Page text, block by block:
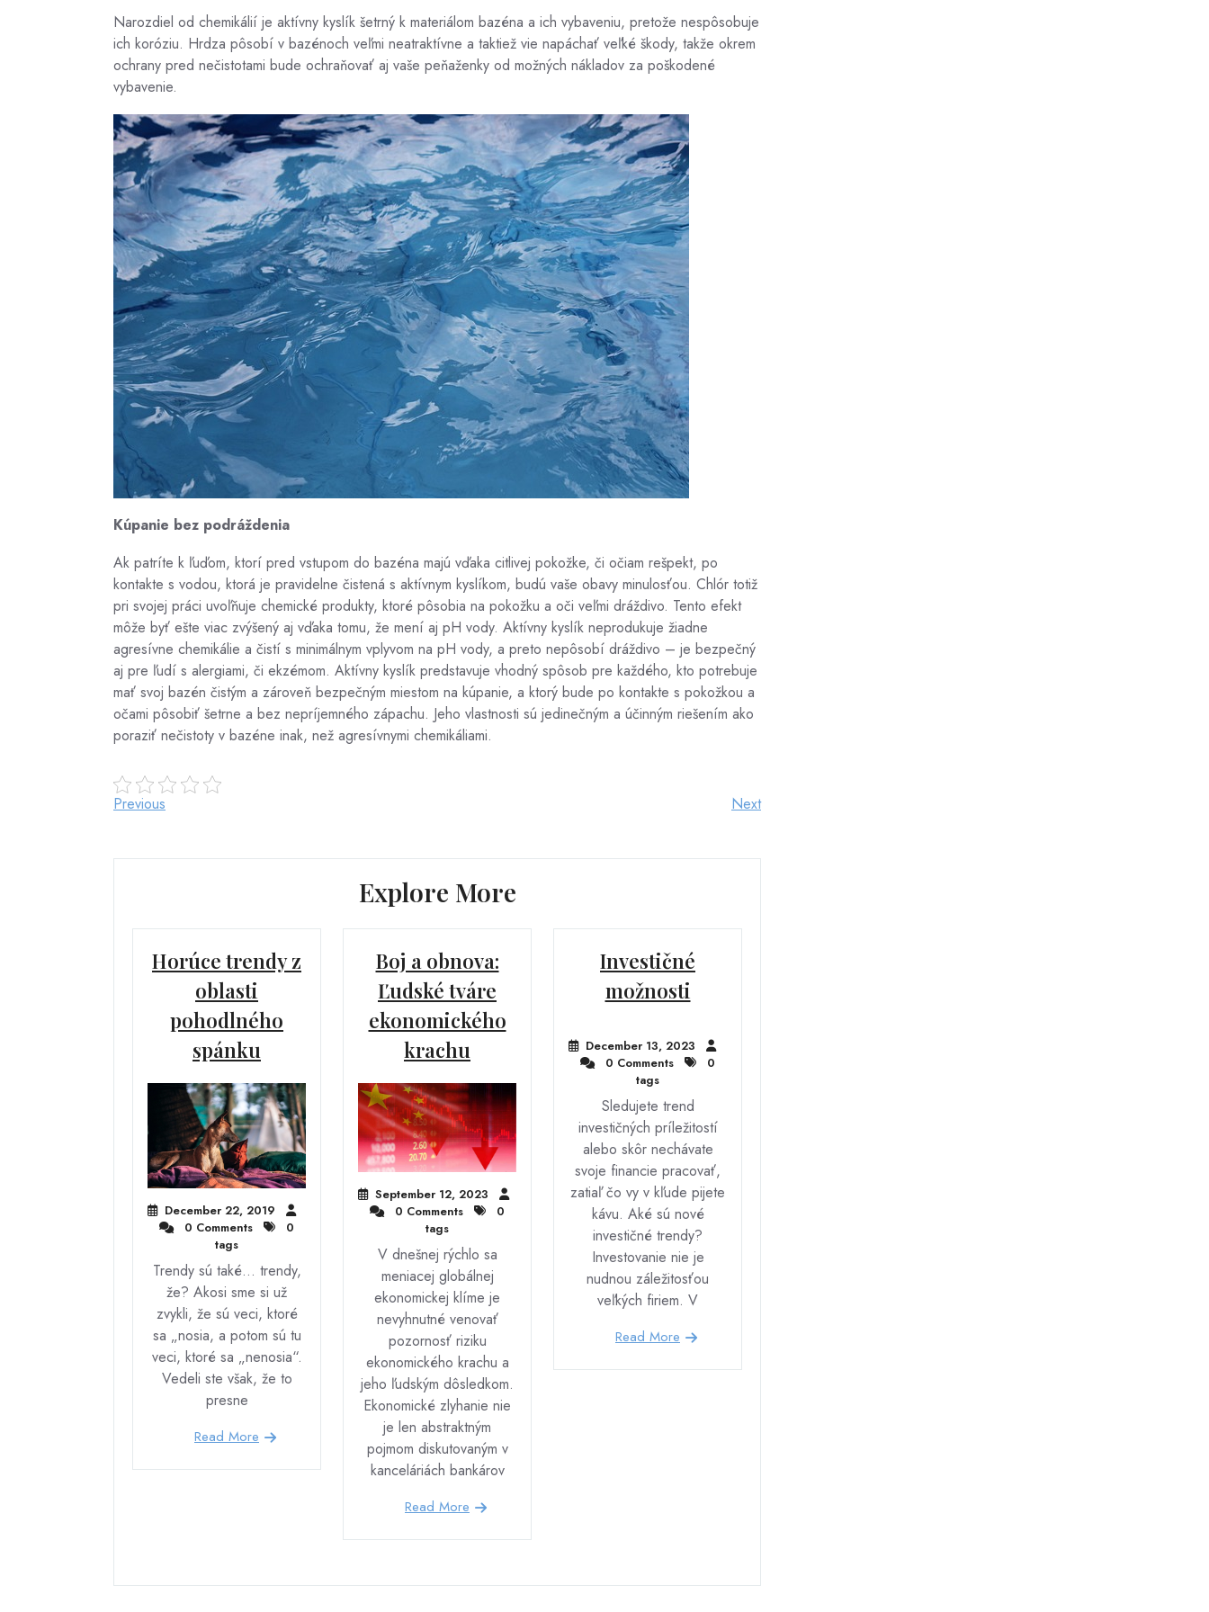
Narozdiel od chemikálií je aktívny kyslík šetrný k materiálom bazéna a ich vybaveniu, pretože nespôsobuje
ich koróziu. Hrdza pôsobí v bazénoch veľmi neatraktívne a taktiež vie napáchať veľké škody, takže okrem
ochrany pred nečistotami bude ochraňovať aj vaše peňaženky od možných nákladov za poškodené
vybavenie.
Kúpanie bez podráždenia
Ak patríte k ľuďom, ktorí pred vstupom do bazéna majú vďaka citlivej pokožke, či očiam rešpekt, po
kontakte s vodou, ktorá je pravidelne čistená s aktívnym kyslíkom, budú vaše obavy minulosťou. Chlór totiž
pri svojej práci uvoľňuje chemické produkty, ktoré pôsobia na pokožku a oči veľmi dráždivo. Tento efekt
môže byť ešte viac zvýšený aj vďaka tomu, že mení aj pH vody. Aktívny kyslík neprodukuje žiadne
agresívne chemikálie a čistí s minimálnym vplyvom na pH vody, a preto nepôsobí dráždivo – je bezpečný
aj pre ľudí s alergiami, či ekzémom. Aktívny kyslík predstavuje vhodný spôsob pre každého, kto potrebuje
mať svoj bazén čistým a zároveň bezpečným miestom na kúpanie, a ktorý bude po kontakte s pokožkou a
očami pôsobiť šetrne a bez nepríjemného zápachu. Jeho vlastnosti sú jedinečným a účinným riešením ako
poraziť nečistoty v bazéne inak, než agresívnymi chemikáliami.
Post
Previous
Previous
Next
Next
Explore More
Horúce trendy z
oblasti
pohodlného
spánku
December 22, 2019
0 Comments
0
tags
Trendy sú také… trendy,
že? Akosi sme si už
zvykli, že sú veci, ktoré
sa „nosia, a potom sú tu
veci, ktoré sa „nenosia“.
Vedeli ste však, že to
presne
Read More
Boj a obnova:
Ľudské tváre
ekonomického
krachu
September 12, 2023
0 Comments
0
tags
V dnešnej rýchlo sa
meniacej globálnej
ekonomickej klíme je
nevyhnutné venovať
pozornosť riziku
ekonomického krachu a
jeho ľudským dôsledkom.
Ekonomické zlyhanie nie
je len abstraktným
pojmom diskutovaným v
kanceláriách bankárov
Read More
Investičné
možnosti
December 13, 2023
0 Comments
0
tags
Sledujete trend
investičných príležitostí
alebo skôr nechávate
svoje financie pracovať,
zatiaľ čo vy v kľude pijete
kávu. Aké sú nové
investičné trendy?
Investovanie nie je
nudnou záležitosťou
veľkých firiem. V
Read More